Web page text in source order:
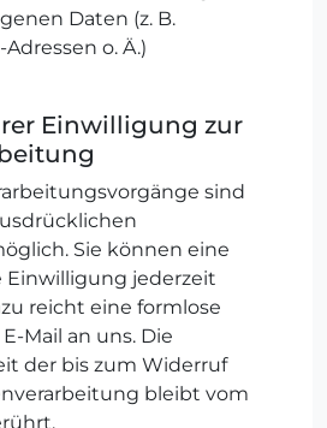
Daten (z. B.
o. Ä.)
Einwilligung zur
sind
Sie können eine
Einwilligung jederzeit
reicht eine formlose
Mail an uns. Die
der bis zum Widerruf
bleibt vom